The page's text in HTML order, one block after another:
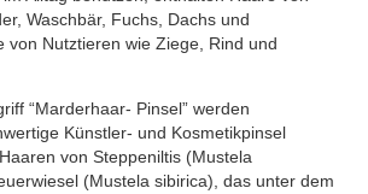
Waschbär, Fuchs, Dachs und
von Nutztieren wie Ziege, Rind und
“Marderhaar- Pinsel” werden
Künstler- und Kosmetikpinsel
von Steppeniltis (Mustela
(Mustela sibirica), das unter dem